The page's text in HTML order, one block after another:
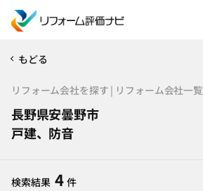
もどる
リフォーム会社を探す | リフォーム会社一覧
長野県安曇野市
戸建、防音
検索結果 4 件